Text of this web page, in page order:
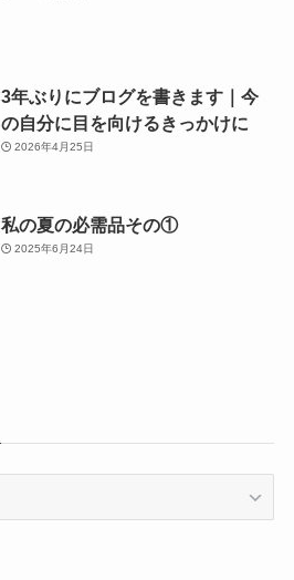
3年ぶりにブログを書きます｜今
の自分に目を向けるきっかけに
2026年4月25日
私の夏の必需品その①
2025年6月24日